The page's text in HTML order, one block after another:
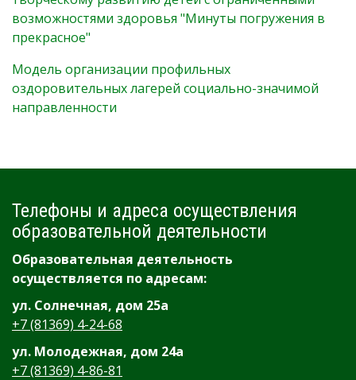
возможностями здоровья "Минуты погружения в
прекрасное"
Модель организации профильных
оздоровительных лагерей социально-значимой
направленности
Телефоны и адреса осуществления
образовательной деятельности
Образовательная деятельность
осуществляется по адресам:
ул. Солнечная, дом 25а
+7 (81369) 4-24-68
ул. Молодежная, дом 24а
+7 (81369) 4-86-81